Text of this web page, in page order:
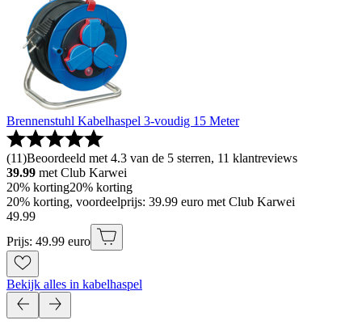
Brennenstuhl Kabelhaspel 3-voudig 15 Meter
(11)Beoordeeld met 4.3 van de 5 sterren, 11 klantreviews
39.99 met Club Karwei
20% korting20% korting
20% korting, voordeelprijs: 39.99 euro met Club Karwei
49.99
Prijs: 49.99 euro
Bekijk alles in kabelhaspel